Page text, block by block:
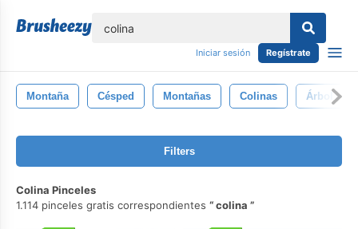
Iniciar sesión Regístrate
Montaña Césped Montañas Colinas Árbol
Filters
Colina Pinceles
1.114 pinceles gratis correspondientes
colina